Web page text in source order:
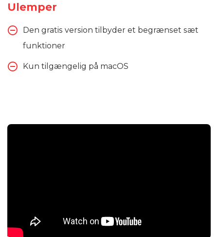
Ulemper
Den gratis version tilbyder et begrænset sæt
funktioner
Kun tilgængelig på macOS